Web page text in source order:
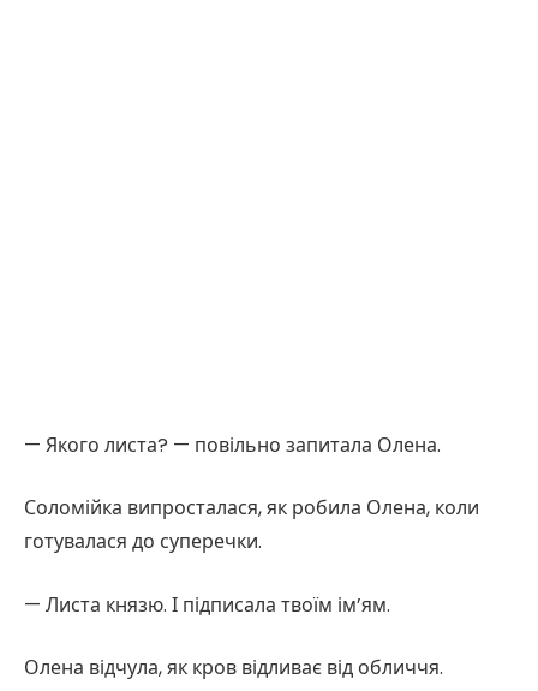
— Якого листа? — повільно запитала Олена.
Соломійка випросталася, як робила Олена, коли
готувалася до суперечки.
— Листа князю. І підписала твоїм ім’ям.
Олена відчула, як кров відливає від обличчя.